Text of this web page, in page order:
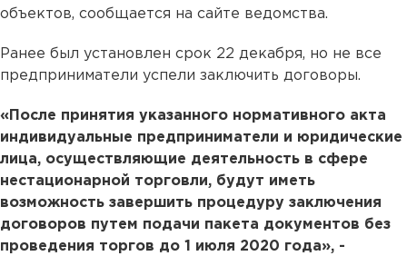
объектов, сообщается на сайте ведомства.
Ранее был установлен срок 22 декабря, но не все
предприниматели успели заключить договоры.
«После принятия указанного нормативного акта
индивидуальные предприниматели и юридические
лица, осуществляющие деятельность в сфере
нестационарной торговли, будут иметь
возможность завершить процедуру заключения
договоров путем подачи пакета документов без
проведения торгов до 1 июля 2020 года», -